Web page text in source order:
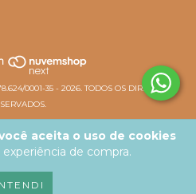
aceita o uso de cookies
experiência de compra.
0001-35 - 2026. TODOS OS DIREITOS